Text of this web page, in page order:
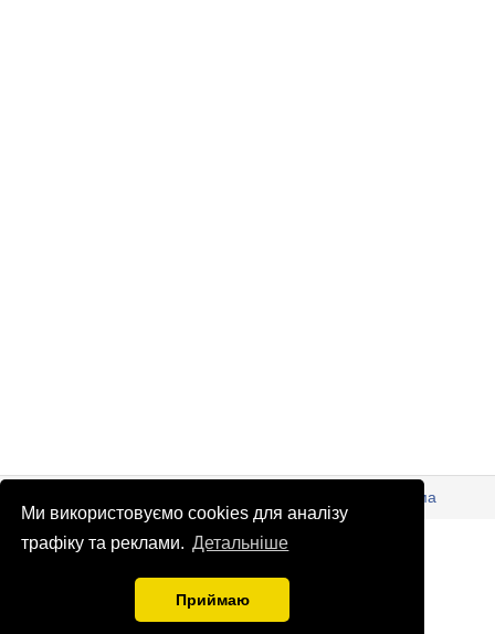
Ми використовуємо cookies для аналізу
трафіку та реклами. Детальніше
Приймаю
Реклама
info@patrioty.org.ua